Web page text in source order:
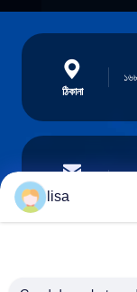
ঠিকানা
ই-মেইল
lisa